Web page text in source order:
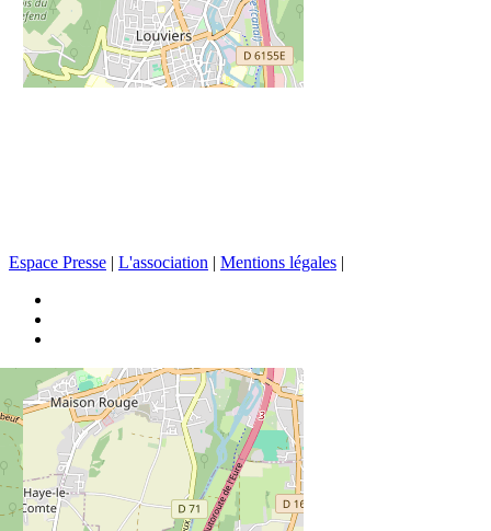
Espace Presse | L'association | Mentions légales |